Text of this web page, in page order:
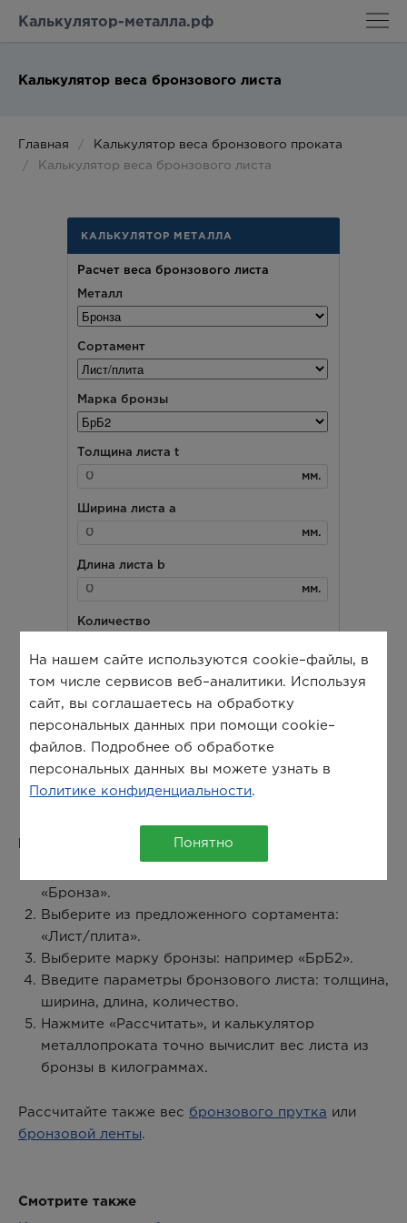
Калькулятор-металла.рф
Калькулятор веса бронзового листа
Главная
Калькулятор веса бронзового проката
Калькулятор веса бронзового листа
Как рассчитать вес бронзового листа:
«Бронза».
Выберите из предложенного сортамента:
«Лист/плита».
Выберите марку бронзы: например «БрБ2».
Введите параметры бронзового листа: толщина,
ширина, длина, количество.
Нажмите «Рассчитать», и калькулятор
металлопроката точно вычислит вес листа из
бронзы в килограммах.
Рассчитайте также вес бронзового прутка или
бронзовой ленты.
Смотрите также
На нашем сайте используются cookie–файлы, в
том числе сервисов веб–аналитики. Используя
сайт, вы соглашаетесь на обработку
персональных данных при помощи cookie–
файлов. Подробнее об обработке
персональных данных вы можете узнать в
Политике конфиденциальности.
Понятно